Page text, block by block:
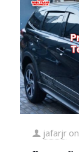
jafarjr on